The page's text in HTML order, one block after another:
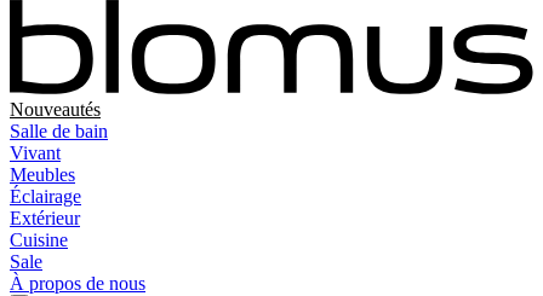
Nouveautés
Salle de bain
Vivant
Meubles
Éclairage
Extérieur
Cuisine
Sale
À propos de nous